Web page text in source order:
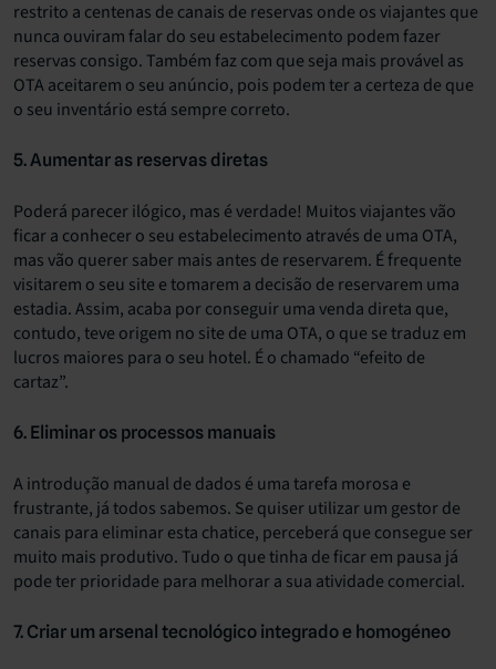
restrito a centenas de canais de reservas onde os viajantes que
nunca ouviram falar do seu estabelecimento podem fazer
reservas consigo. Também faz com que seja mais provável as
OTA aceitarem o seu anúncio, pois podem ter a certeza de que
o seu inventário está sempre correto.
5. Aumentar as reservas diretas
Poderá parecer ilógico, mas é verdade! Muitos viajantes vão
ficar a conhecer o seu estabelecimento através de uma OTA,
mas vão querer saber mais antes de reservarem. É frequente
visitarem o seu site e tomarem a decisão de reservarem uma
estadia. Assim, acaba por conseguir uma venda direta que,
contudo, teve origem no site de uma OTA, o que se traduz em
lucros maiores para o seu hotel. É o chamado “efeito de
cartaz”.
6. Eliminar os processos manuais
A introdução manual de dados é uma tarefa morosa e
frustrante, já todos sabemos. Se quiser utilizar um gestor de
canais para eliminar esta chatice, perceberá que consegue ser
muito mais produtivo. Tudo o que tinha de ficar em pausa já
pode ter prioridade para melhorar a sua atividade comercial.
7. Criar um arsenal tecnológico integrado e homogéneo